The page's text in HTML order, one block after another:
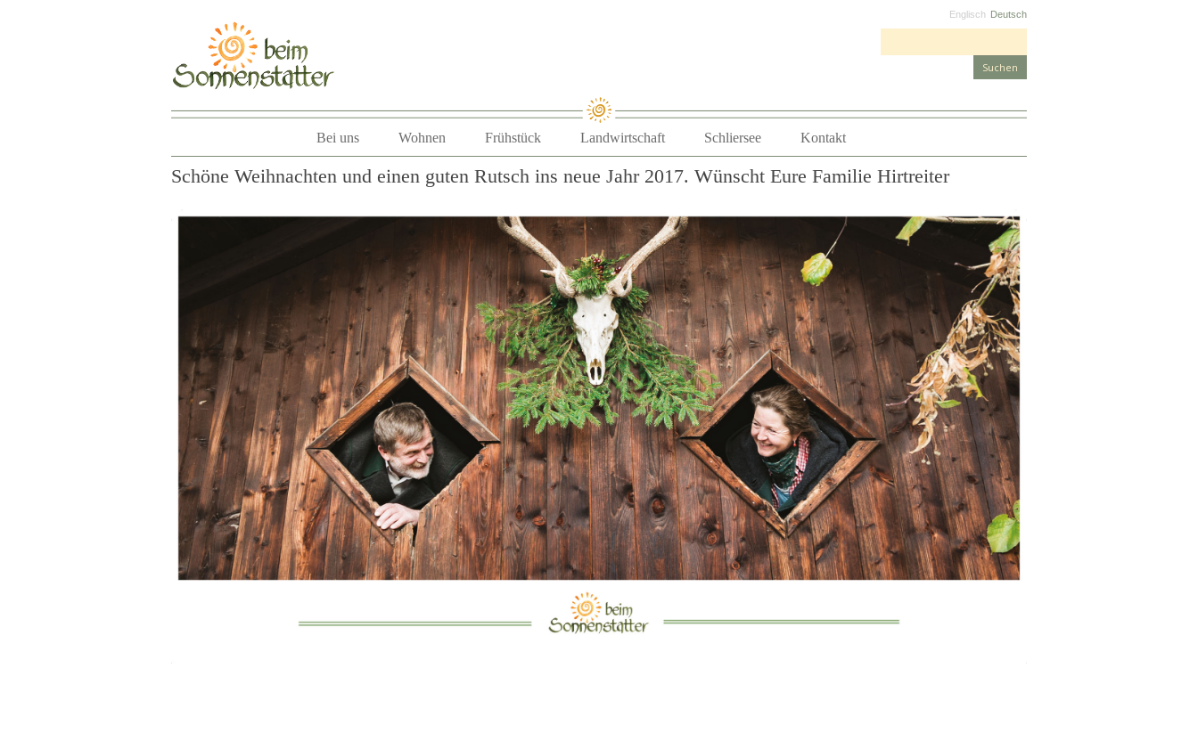
Deutsch
Englisch
Zum Inhalt springen
Bei uns Wohnen Frühstück Landwirtschaft Schliersee Kontakt
Schöne Weihnachten und einen guten Rutsch ins neue Jahr 2017. Wünscht Eure Familie Hirtreiter